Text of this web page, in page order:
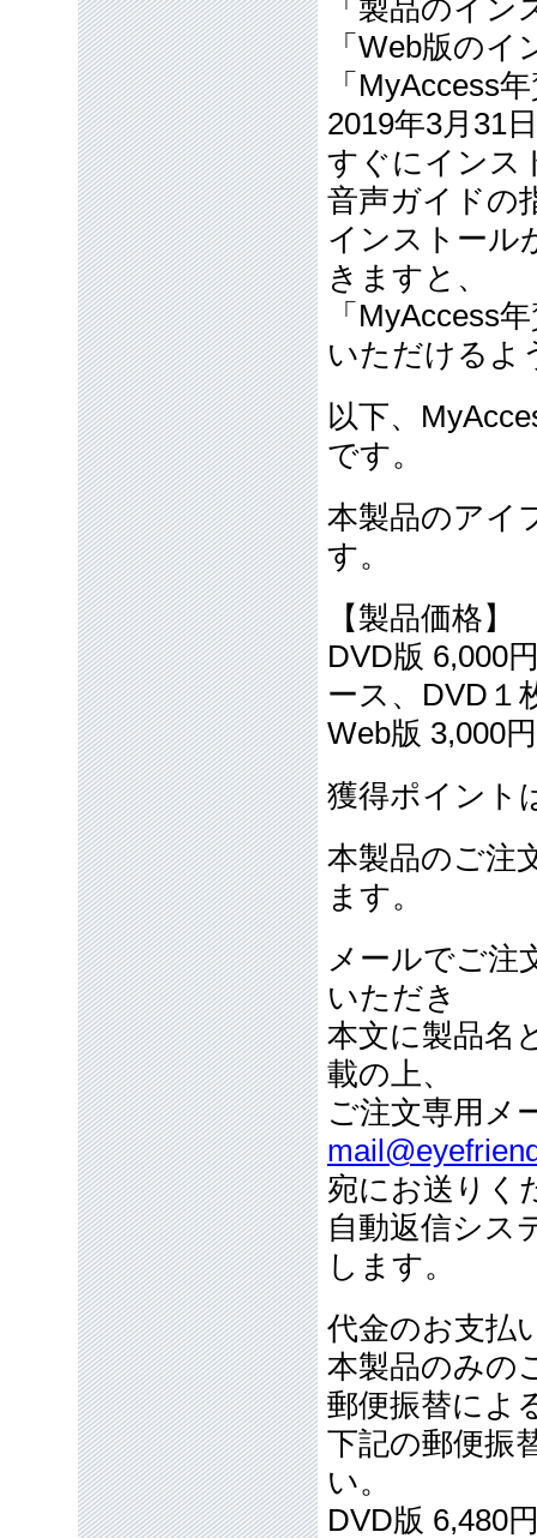
「製品のイ
「Web版の
「MyAccess
2019年3月31
すぐにインス
音声ガイドの
インストール
きますと、
「MyAccess
いただけるよ
以下、
です。
本製品のアイ
す。
【製品価格】
DVD版 6,000
ース、DVD１
Web版 3,000
獲得ポイント
本製品のご注
ます。
メールでご注
いただき
本文に製品名
載の上、
ご注文専用
宛にお送りく
自動返信シス
します。
代金のお支払
本製品のみの
郵便振替によ
下記の郵便振
い。
DVD版